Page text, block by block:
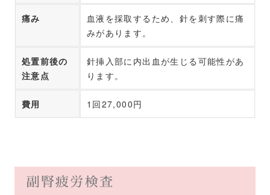
痛み
血液を採取するため、針を刺す際に痛
みがあります。
処置前後の
注意点
針挿入部に内出血が生じる可能性があ
ります。
費用 1回27,000円
副腎疲労検査